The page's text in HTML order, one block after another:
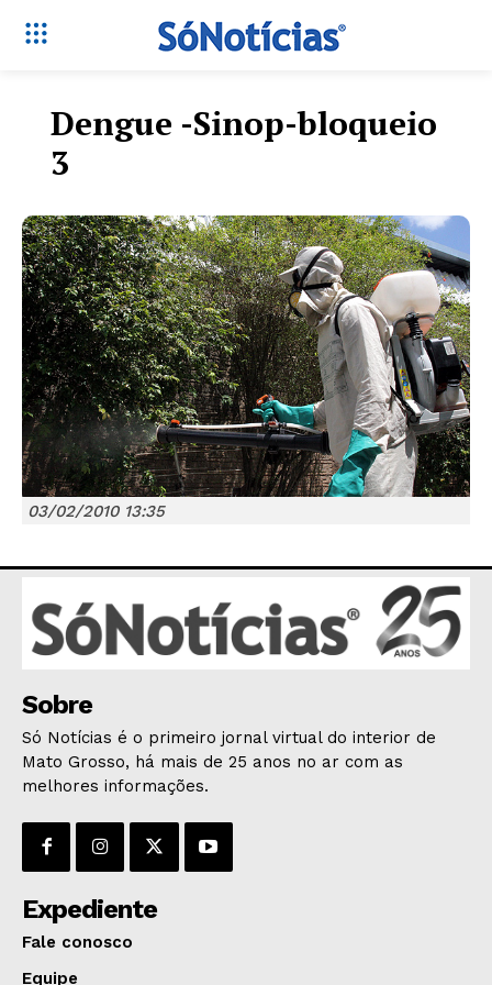
Só Notícias
POLÍTICA
POLÍCIA
ESPORTES
ECONOMIA
GERAL
Dengue -Sinop-bloqueio
3
03/02/2010 13:35
Sobre
Só Notícias é o primeiro jornal virtual do interior de
Mato Grosso, há mais de 25 anos no ar com as
melhores informações.
Expediente
Fale conosco
Equipe